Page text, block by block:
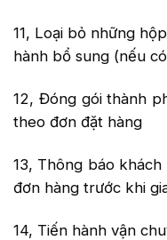
11, Loại bỏ những
hành bổ sung (nếu
12, Đóng gói thành
theo đơn đặt hàng
13, Thông báo
đơn hàng trước khi
14, Tiến hành vận